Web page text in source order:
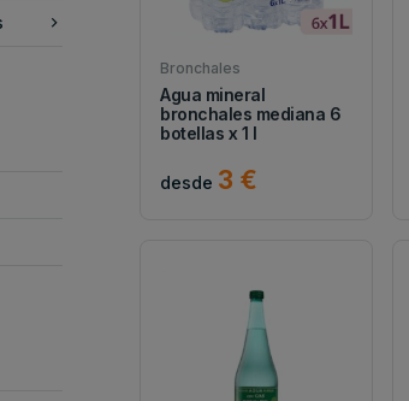
Bronchales
Agua mineral
bronchales mediana 6
botellas x 1 l
desde 3 €